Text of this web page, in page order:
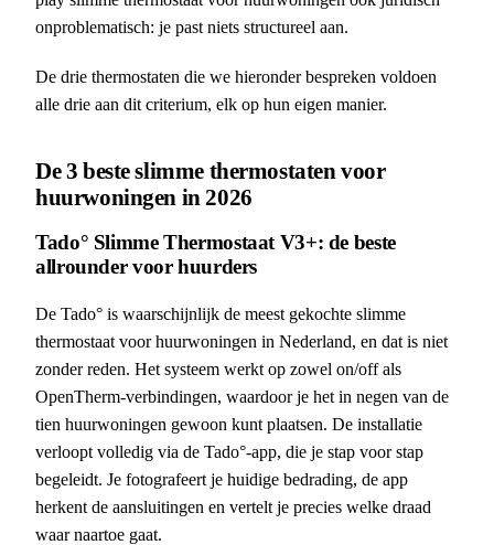
onproblematisch: je past niets structureel aan.
De drie thermostaten die we hieronder bespreken voldoen
alle drie aan dit criterium, elk op hun eigen manier.
De 3 beste slimme thermostaten voor
huurwoningen in 2026
Tado° Slimme Thermostaat V3+: de beste
allrounder voor huurders
De Tado° is waarschijnlijk de meest gekochte slimme
thermostaat voor huurwoningen in Nederland, en dat is niet
zonder reden. Het systeem werkt op zowel on/off als
OpenTherm-verbindingen, waardoor je het in negen van de
tien huurwoningen gewoon kunt plaatsen. De installatie
verloopt volledig via de Tado°-app, die je stap voor stap
begeleidt. Je fotografeert je huidige bedrading, de app
herkent de aansluitingen en vertelt je precies welke draad
waar naartoe gaat.